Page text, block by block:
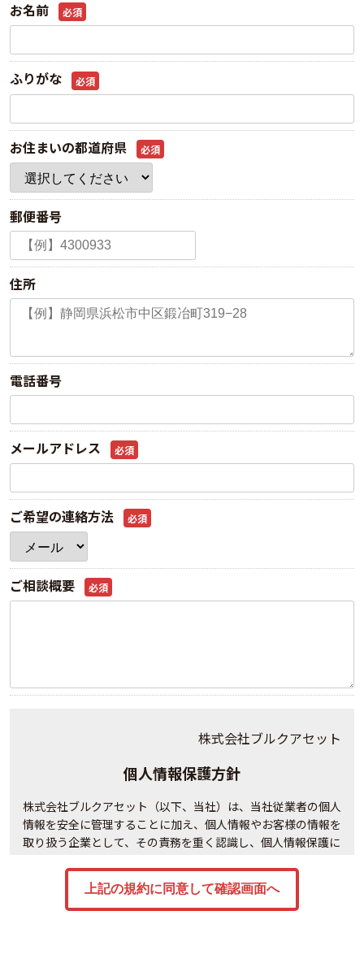
お名前 必須
ふりがな 必須
お住まいの都道府県 必須
郵便番号
住所
電話番号
メールアドレス 必須
ご希望の連絡方法 必須
ご相談概要 必須
株式会社ブルクアセット
個人情報保護方針
株式会社ブルクアセット（以下、当社）は、当社従業者の個人
情報を安全に管理することに加え、個人情報やお客様の情報を
取り扱う企業として、その責務を重く認識し、個人情報保護に
関する法令及び社会秩序を遵守の上、次の通り個人情報保護方
針を定め、当社の全役員及び全従業員は個人情報の適正な保護
に努めます。